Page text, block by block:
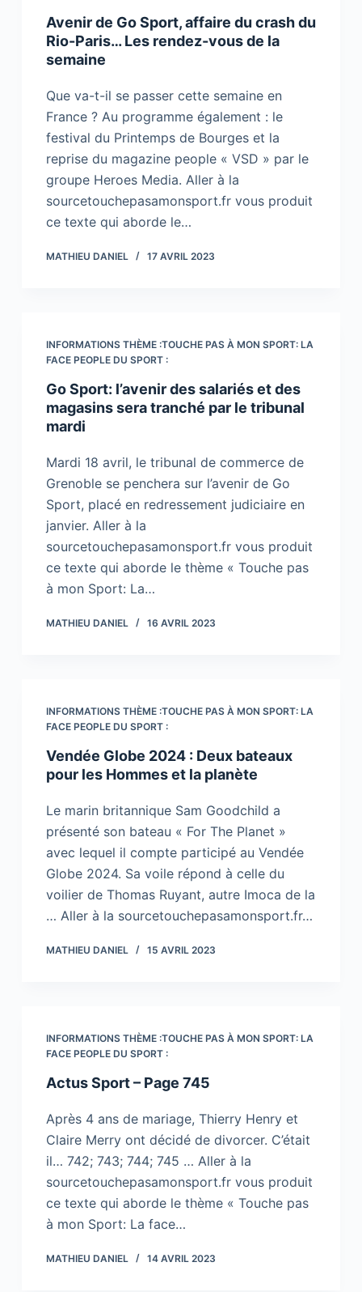
Avenir de Go Sport, affaire du crash du
Rio-Paris… Les rendez-vous de la
semaine
Que va-t-il se passer cette semaine en
France ? Au programme également : le
festival du Printemps de Bourges et la
reprise du magazine people « VSD » par le
groupe Heroes Media. Aller à la
sourcetouchepasamonsport.fr vous produit
ce texte qui aborde le…
MATHIEU DANIEL 17 AVRIL 2023
INFORMATIONS THÈME :TOUCHE PAS À MON SPORT: LA
FACE PEOPLE DU SPORT :
Go Sport: l’avenir des salariés et des
magasins sera tranché par le tribunal
mardi
Mardi 18 avril, le tribunal de commerce de
Grenoble se penchera sur l’avenir de Go
Sport, placé en redressement judiciaire en
janvier. Aller à la
sourcetouchepasamonsport.fr vous produit
ce texte qui aborde le thème « Touche pas
à mon Sport: La…
MATHIEU DANIEL 16 AVRIL 2023
INFORMATIONS THÈME :TOUCHE PAS À MON SPORT: LA
FACE PEOPLE DU SPORT :
Vendée Globe 2024 : Deux bateaux
pour les Hommes et la planète
Le marin britannique Sam Goodchild a
présenté son bateau « For The Planet »
avec lequel il compte participé au Vendée
Globe 2024. Sa voile répond à celle du
voilier de Thomas Ruyant, autre Imoca de la
… Aller à la sourcetouchepasamonsport.fr…
MATHIEU DANIEL 15 AVRIL 2023
INFORMATIONS THÈME :TOUCHE PAS À MON SPORT: LA
FACE PEOPLE DU SPORT :
Actus Sport – Page 745
Après 4 ans de mariage, Thierry Henry et
Claire Merry ont décidé de divorcer. C’était
il… 742; 743; 744; 745 … Aller à la
sourcetouchepasamonsport.fr vous produit
ce texte qui aborde le thème « Touche pas
à mon Sport: La face…
MATHIEU DANIEL 14 AVRIL 2023